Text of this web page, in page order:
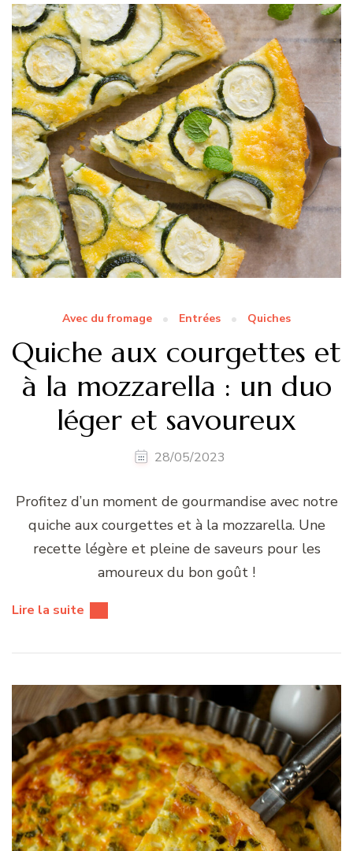
Avec du fromage Entrées Quiches
Quiche aux courgettes et
à la mozzarella : un duo
léger et savoureux
28/05/2023
Profitez d’un moment de gourmandise avec notre
quiche aux courgettes et à la mozzarella. Une
recette légère et pleine de saveurs pour les
amoureux du bon goût !
Lire la suite